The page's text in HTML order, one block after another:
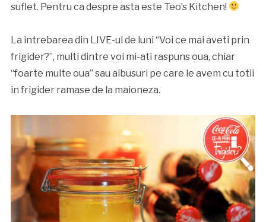
suflet. Pentru ca despre asta este Teo’s Kitchen!
La intrebarea din LIVE-ul de luni “Voi ce mai aveti prin
frigider?”, multi dintre voi mi-ati raspuns oua, chiar
“foarte multe oua” sau albusuri pe care le avem cu totii
in frigider ramase de la maioneza.